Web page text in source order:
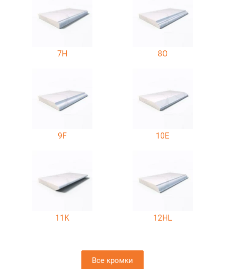
7H 8O
9F 10E
11K 12HL
Все кромки